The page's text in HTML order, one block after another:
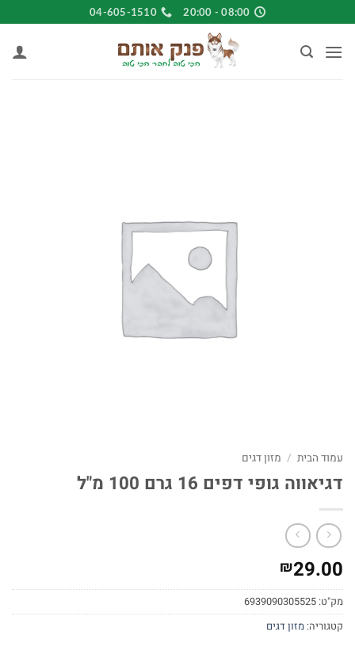
to
content
08:00 - 20:00
04-605-1510
עמוד הבית / מזון דגים
דגיאווה גופי דפים 16 גרם 100 מ"ל
₪29.00
מק"ט: 6939090305525
קטגוריה: מזון דגים